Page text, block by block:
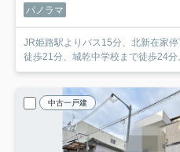
パノラマ
JR姫路駅よりバス15分、北新在家
徒歩21分、城乾中学校まで徒歩24分
中古一戸建